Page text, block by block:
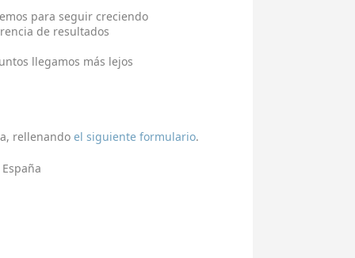
para seguir creciendo
de resultados
llegamos más lejos
rellenando el siguiente formulario.